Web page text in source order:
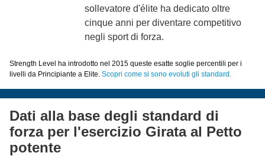
sollevatore d'élite ha dedicato oltre
cinque anni per diventare competitivo
negli sport di forza.
Strength Level ha introdotto nel 2015 queste esatte soglie percentili per i
livelli da Principiante a Elite. Scopri come si sono evoluti gli standard.
Dati alla base degli standard di
forza per l'esercizio Girata al Petto
potente